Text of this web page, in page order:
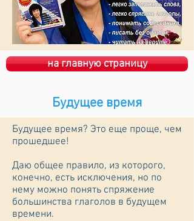
на главную страницу
Будущее время
Будущее время? Это еще проще, чем
прошедшее!
Даю общее правило, из которого,
конечно, есть исключения, но по
нему можно понять спряжение
большинства глаголов в будущем
времени.